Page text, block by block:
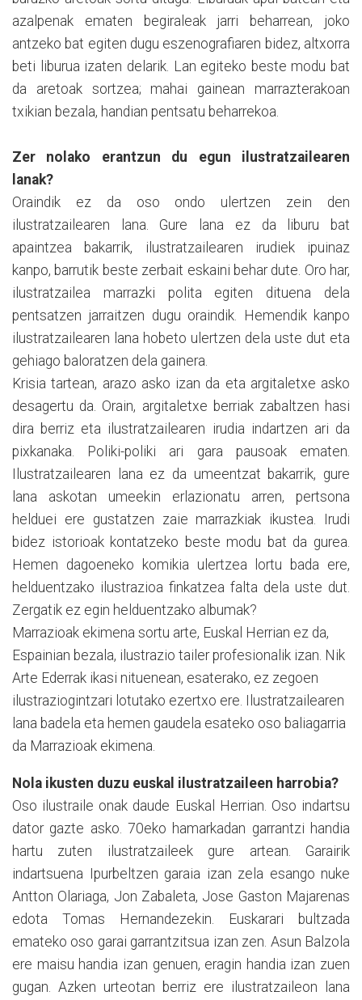
azalpenak ematen begiraleak jarri beharrean, joko
antzeko bat egiten dugu eszenografiaren bidez, altxorra
beti liburua izaten delarik. Lan egiteko beste modu bat
da aretoak sortzea; mahai gainean marrazterakoan
txikian bezala, handian pentsatu beharrekoa.
Zer nolako erantzun du egun ilustratzailearen
lanak?
Oraindik ez da oso ondo ulertzen zein den
ilustratzailearen lana. Gure lana ez da liburu bat
apaintzea bakarrik, ilustratzailearen irudiek ipuinaz
kanpo, barrutik beste zerbait eskaini behar dute. Oro har,
ilustratzailea marrazki polita egiten dituena dela
pentsatzen jarraitzen dugu oraindik. Hemendik kanpo
ilustratzailearen lana hobeto ulertzen dela uste dut eta
gehiago baloratzen dela gainera.
Krisia tartean, arazo asko izan da eta argitaletxe asko
desagertu da. Orain, argitaletxe berriak zabaltzen hasi
dira berriz eta ilustratzailearen irudia indartzen ari da
pixkanaka. Poliki-poliki ari gara pausoak ematen.
Ilustratzailearen lana ez da umeentzat bakarrik, gure
lana askotan umeekin erlazionatu arren, pertsona
helduei ere gustatzen zaie marrazkiak ikustea. Irudi
bidez istorioak kontatzeko beste modu bat da gurea.
Hemen dagoeneko komikia ulertzea lortu bada ere,
helduentzako ilustrazioa finkatzea falta dela uste dut.
Zergatik ez egin helduentzako albumak?
Marrazioak ekimena sortu arte, Euskal Herrian ez da,
Espainian bezala, ilustrazio tailer profesionalik izan. Nik
Arte Ederrak ikasi nituenean, esaterako, ez zegoen
ilustraziogintzari lotutako ezertxo ere. Ilustratzailearen
lana badela eta hemen gaudela esateko oso baliagarria
da Marrazioak ekimena.
Nola ikusten duzu euskal ilustratzaileen harrobia?
Oso ilustraile onak daude Euskal Herrian. Oso indartsu
dator gazte asko. 70eko hamarkadan garrantzi handia
hartu zuten ilustratzaileek gure artean. Garairik
indartsuena Ipurbeltzen garaia izan zela esango nuke
Antton Olariaga, Jon Zabaleta, Jose Gaston Majarenas
edota Tomas Hernandezekin. Euskarari bultzada
emateko oso garai garrantzitsua izan zen. Asun Balzola
ere maisu handia izan genuen, eragin handia izan zuen
gugan. Azken urteotan berriz ere ilustratzaileon lana